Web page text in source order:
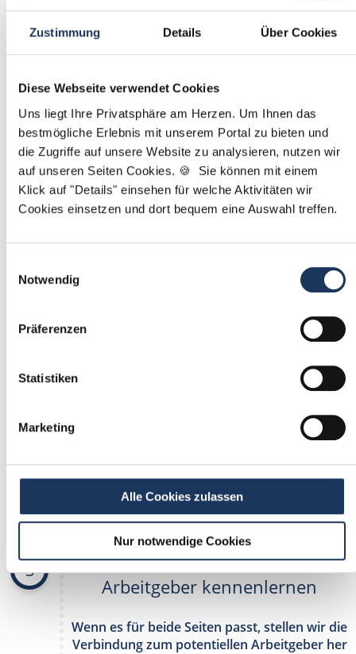
Zustimmung Details Über Cookies
Diese Webseite verwendet Cookies
Uns liegt Ihre Privatsphäre am Herzen. Um Ihnen das
bestmögliche Erlebnis mit unserem Portal zu bieten und
die Zugriffe auf unsere Website zu analysieren, nutzen wir
auf unseren Seiten Cookies. 🍪 Sie können mit einem
Klick auf "Details" einsehen für welche Aktivitäten wir
Cookies einsetzen und dort bequem eine Auswahl treffen.
Notwendig
Präferenzen
Statistiken
Marketing
Alle Cookies zulassen
Nur notwendige Cookies
Datenschutzerklärung
gelesen und bin mit
ihr einverstanden.
Schon Stellenanfrage abgesendet?Dann passen Sie hier
Ihre Angaben für die Stellensuche an.
Passende Stellenangebote
ohne selbst zu suchen
3
Arbeitgeber kennenlernen
Wenn es für beide Seiten passt, stellen wir die
Verbindung zum potentiellen Arbeitgeber her